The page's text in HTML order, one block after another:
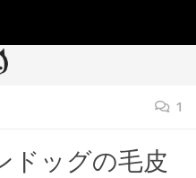
1
ドッグの毛皮